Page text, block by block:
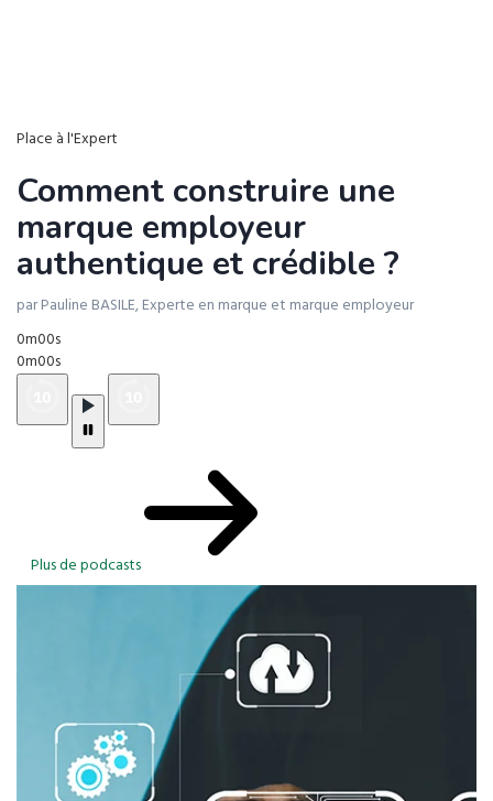
Place à l'Expert
Comment construire une
marque employeur
authentique et crédible ?
par Pauline BASILE, Experte en marque et marque employeur
0m00s
0m00s
Plus de podcasts